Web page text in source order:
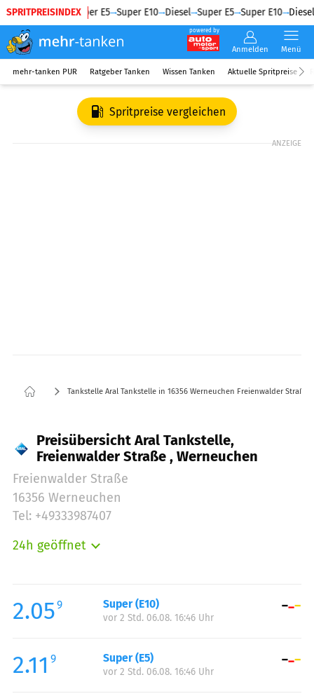
SPRITPREISINDEX
Diesel Super E5 Super E10 Diesel Super E5 Super E10 Diesel
powered by
Anmelden Menü
mehr-tanken PUR Ratgeber Tanken Wissen Tanken Aktuelle Spritpreise
Spritpreise vergleichen
ANZEIGE
Tankstelle Aral Tankstelle in 16356 Werneuchen Freienwalder Straße
Preisübersicht Aral Tankstelle,
Freienwalder Straße , Werneuchen
Freienwalder Straße
16356 Werneuchen
Tel: +49333987407
24h geöffnet
Mittwoch:
00:00-24:00
Donnerstag:
Samstag:
00:00-24:00
Sonntag:
2.059 Super (E10)
vor 2 Std. 06.08. 16:46 Uhr
2.11 9 Super (E5)
vor 2 Std. 06.08. 16:46 Uhr